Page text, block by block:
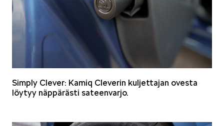
SCALA
KAMIQ
Simply Clever: Kamiq Cleverin kuljettajan ovesta
löytyy näppärästi sateenvarjo.